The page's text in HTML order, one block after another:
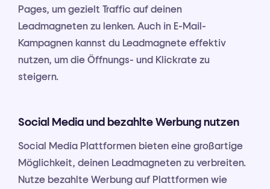
Pages, um gezielt Traffic auf deinen
Leadmagneten zu lenken. Auch in E-Mail-
Kampagnen kannst du Leadmagnete effektiv
nutzen, um die Öffnungs- und Klickrate zu
steigern.
Social Media und bezahlte Werbung nutzen
Social Media Plattformen bieten eine großartige
Möglichkeit, deinen Leadmagneten zu verbreiten.
Nutze bezahlte Werbung auf Plattformen wie